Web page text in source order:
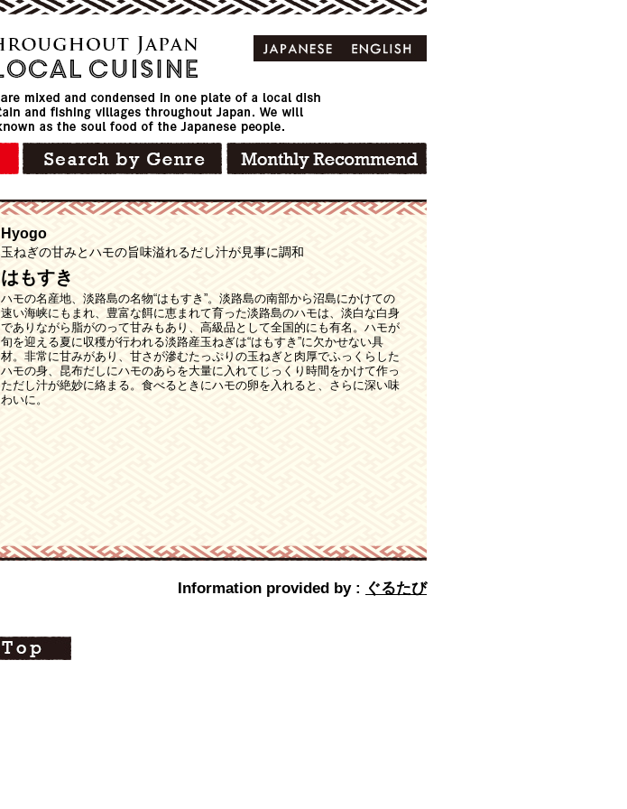
Hyogo
玉ねぎの甘みとハモの旨味溢れるだし汁が見事に調和
はもすき
ハモの名産地、淡路島の名物“はもすき”。淡路島の南部から沼島にかけての
速い海峡にもまれ、豊富な餌に恵まれて育った淡路島のハモは、淡白な白身
でありながら脂がのって甘みもあり、高級品として全国的にも有名。ハモが
旬を迎える夏に収穫が行われる淡路産玉ねぎは“はもすき”に欠かせない具
材。非常に甘みがあり、甘さが滲むたっぷりの玉ねぎと肉厚でふっくらした
ハモの身、昆布だしにハモのあらを大量に入れてじっくり時間をかけて作っ
ただし汁が絶妙に絡まる。食べるときにハモの卵を入れると、さらに深い味
わいに。
Information provided by : ぐるたび